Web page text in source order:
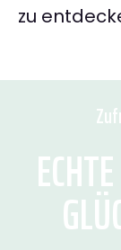
zu